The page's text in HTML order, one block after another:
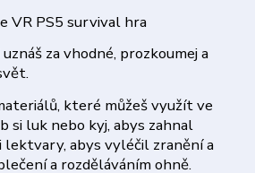
za vhodné, prozkoumej a
které můžeš využít ve
si luk nebo kyj, abys zahnal
lektvary, abys vyléčil zranění a
a rozděláváním ohně.